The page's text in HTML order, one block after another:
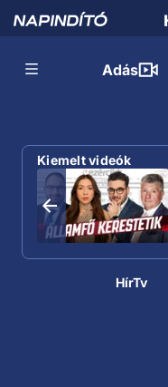
Adás
Kiemelt videók
HírTv